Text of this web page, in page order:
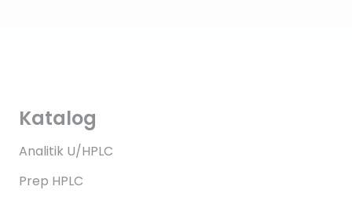
Katalog
Analitik U/HPLC
Prep HPLC